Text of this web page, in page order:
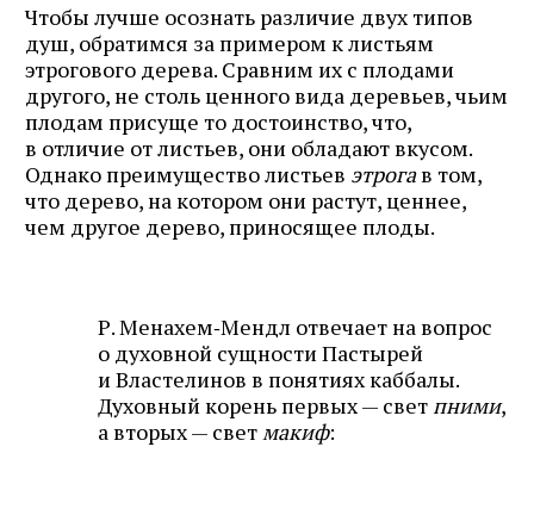
Чтобы лучше осознать различие двух типов
душ, обратимся за примером к листьям
этрогового дерева. Сравним их с плодами
другого, не столь ценного вида деревьев, чьим
плодам присуще то достоинство, что,
в отличие от листьев, они обладают вкусом.
Однако преимущество листьев этрогав том,
что дерево, на котором они растут, ценнее,
чем другое дерево, приносящее плоды.
Р. Менахем‑Мендл отвечает на вопрос
о духовной сущности Пастырей
и Властелинов в понятиях каббалы.
Духовный корень первых — свет пними,
а вторых — свет макиф: